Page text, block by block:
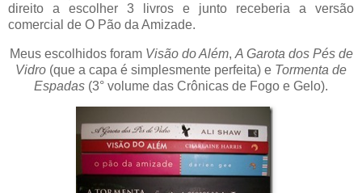
direito a escolher 3 livros e junto receberia a versão
comercial de O Pão da Amizade.
Meus escolhidos foram Visão do Além, A Garota dos Pés de
Vidro (que a capa é simplesmente perfeita) e Tormenta de
Espadas (3° volume das Crônicas de Fogo e Gelo).